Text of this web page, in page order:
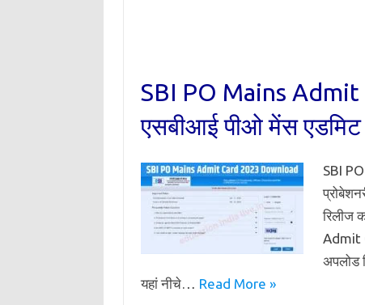
SBI PO Mains
एसबीआई पीओ मेंस एडमिट
SBI
रिलीज
Admit
अपलोड
यहां नीचे… Read More »